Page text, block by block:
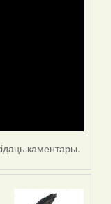
каментары.